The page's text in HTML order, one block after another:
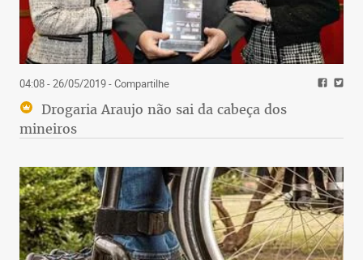
04:08 - 26/05/2019- Compartilhe
Drogaria Araujo não sai da cabeça dos
mineiros